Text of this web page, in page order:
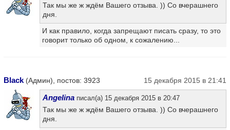
Так мы же ж ждём Вашего отзыва. )) Со вчерашнего
дня.
И как правило, когда запрещают писать сразу, то это
говорит только об одном, к сожалению...
Black (Админ), постов: 3923 15 декабря 2015 в 21:41
Angelina писал(а) 15 декабря 2015 в 20:47
Так мы же ж ждём Вашего отзыва. )) Со вчерашнего
дня.